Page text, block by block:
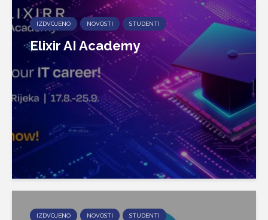
IZDVOJENO NOVOSTI STUDENTI
Elixir AI Academy
IZDVOJENO NOVOSTI STUDENTI